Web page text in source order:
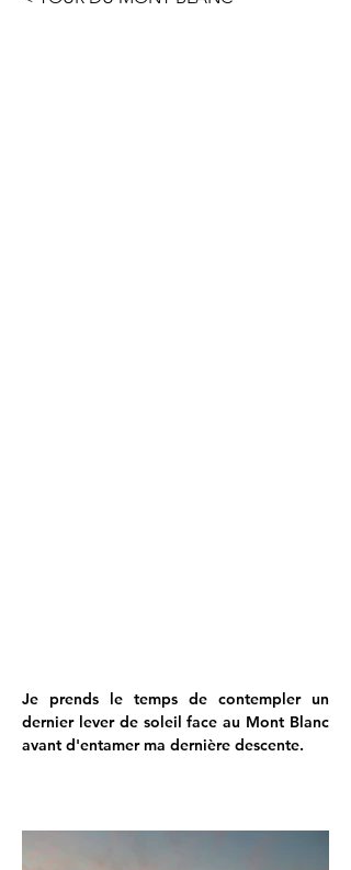
Je prends le temps de contempler un
dernier lever de soleil face au Mont Blanc
avant d'entamer ma dernière descente.